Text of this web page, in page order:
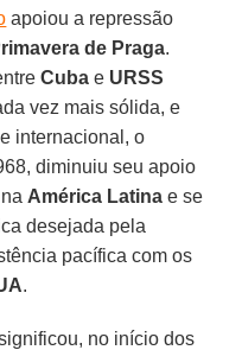
apoiou a repressão
de Praga.
Cuba e URSS
vez mais sólida, e
internacional, o
diminuiu seu apoio
América Latina e se
desejada pela
pacífica com os
.
no início dos